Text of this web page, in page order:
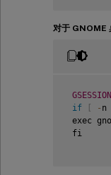
对于 GNOME
GSESSION
if
- n
exec
fi